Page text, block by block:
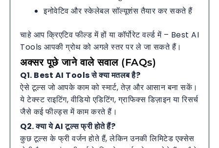
इनोवेटिव और स्केलेबल सॉल्यूशंस तैयार कर सकते हैं
चाहे आप क्रिएटिव फील्ड में हों या कॉर्पोरेट वर्ल्ड में – Best AI
Tools आपकी ग्रोथ को अगले स्तर पर ले जा सकते हैं।
अक्सर पूछे जाने वाले सवाल (FAQs)
Q1. Best AI Tools से क्या मतलब है?
ऐसे टूल्स जो आपके काम को स्मार्ट, तेज़ और आसान बना सकें।
ये टेक्स्ट राइटिंग, वीडियो एडिटिंग, ग्राफिक्स डिज़ाइन या रिसर्च
जैसे कई फील्ड्स में काम करते हैं।
Q2. क्या ये AI टूल्स फ्री होते हैं?
कुछ टूल्स के फ्री वर्जन होते हैं, लेकिन उनकी लिमिटेड एक्सेस